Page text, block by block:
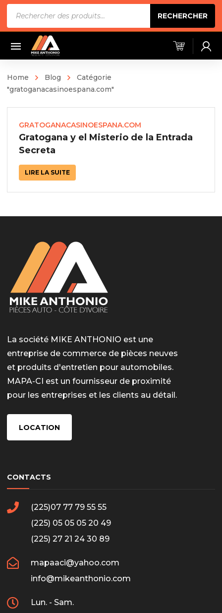
produits
RECHERCHER
Home Blog
Catégorie
"gratoganacasinoespana.com"
GRATOGANACASINOESPANA.COM
Gratogana y el Misterio de la Entrada
Secreta
LIRE LA SUITE
La société MIKE ANTHONIO est une
entreprise de commerce de pièces neuves
et produits d'entretien pour automobiles.
MAPA-CI est un fournisseur de proximité
pour les entreprises et les clients au détail.
LOCATION
CONTACTS
(225)07 77 79 55 55
(225) 05 05 05 20 49
(225) 27 21 24 30 89
mapaaci@yahoo.com
info@mikeanthonio.com
Lun. - Sam.